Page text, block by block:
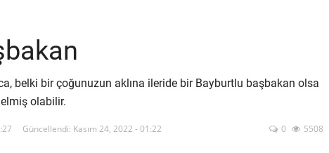
belki bir çoğunuzun aklına ileride bir Bayburtlu başbakan olsa
olabilir.
Güncellendi: Kasım 24, 2022 - 01:22 0 5508